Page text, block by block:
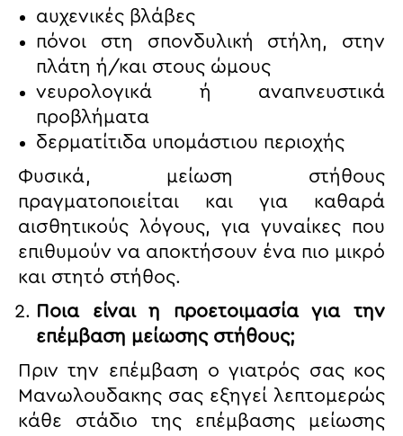
αυχενικές βλάβες
πόνοι στη σπονδυλική στήλη, στην
πλάτη ή/και στους ώμους
νευρολογικά ή αναπνευστικά
προβλήματα
δερματίτιδα υπομάστιου περιοχής
Φυσικά, μείωση στήθους
πραγματοποιείται και για καθαρά
αισθητικούς λόγους, για γυναίκες που
επιθυμούν να αποκτήσουν ένα πιο μικρό
και στητό στήθος.
Ποια είναι η προετοιμασία για την
επέμβαση μείωσης στήθους;
Πριν την επέμβαση ο γιατρός σας κος
Μανωλουδακης σας εξηγεί λεπτομερώς
κάθε στάδιο της επέμβασης μείωσης